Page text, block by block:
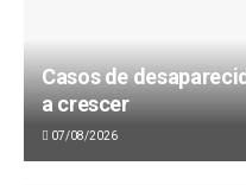
Casos de
a crescer
07/08/2026